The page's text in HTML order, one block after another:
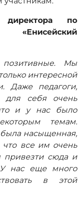
по
Мы
интересной
Даже педагоги,
для себя очень
и у нас было
темам.
насыщенная,
что все им очень
привезти сюда и
У нас еще много
в этой